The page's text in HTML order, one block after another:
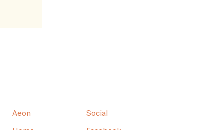
Aeon
Social